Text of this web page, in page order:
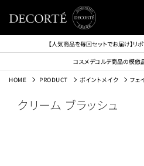
【人気商品を毎回セットでお届け】リ
コスメデコルテ商品の模倣
HOME PRODUCT ポイントメイク フェ
クリーム ブラッシュ